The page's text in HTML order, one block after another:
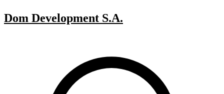
Dom Development S.A.